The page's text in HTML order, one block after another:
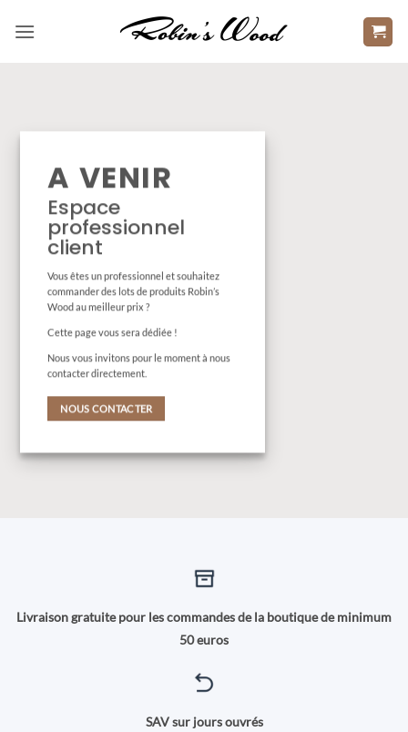
A VENIR
Espace
professionnel
client
Vous êtes un professionnel et souhaitez
commander des lots de produits Robin’s
Wood au meilleur prix ?
Cette page vous sera dédiée !
Nous vous invitons pour le moment à nous
contacter directement.
NOUS CONTACTER
Livraison gratuite pour les commandes de la boutique de minimum
50 euros
SAV sur jours ouvrés